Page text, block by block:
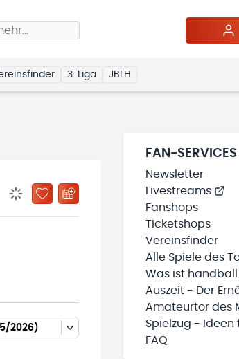
3. Liga JBLH
BENACHRICHTIGUNGSSTATUS WIRD GELADEN
ZU „MEINE TEAMS“ HINZUFÜGEN
2026)
FAN-SERVICES
Newsletter
Livestreams
Fanshops
Ticketshops
Vereinsfinder
Alle Spiele des
Was ist
Auszeit - Der
Amateurtor des
Spielzug - Ideen
FAQ